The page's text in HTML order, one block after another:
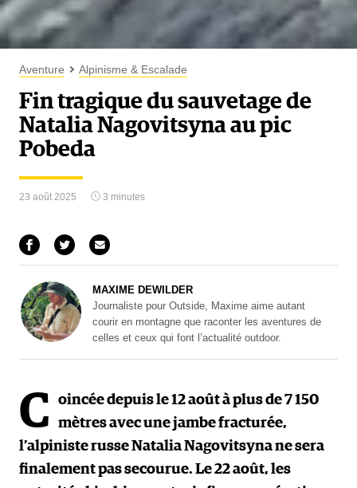
Aventure Alpinisme & Escalade
Fin tragique du sauvetage de
Natalia Nagovitsyna au pic
Pobeda
23 août 2025 3 minutes
MAXIME DEWILDER
Journaliste pour Outside, Maxime aime autant
courir en montagne que raconter les aventures de
celles et ceux qui font l’actualité outdoor.
C
oincée depuis le 12 août à plus de 7 150
mètres avec une jambe fracturée,
l’alpiniste russe Natalia Nagovitsyna ne sera
finalement pas secourue. Le 22 août, les